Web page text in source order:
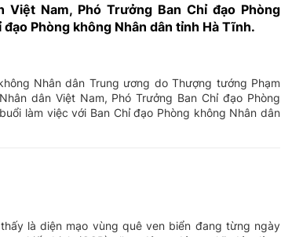
Nam, Phó Trưởng Ban Chỉ đạo Phòng
Phòng không Nhân dân tỉnh Hà Tĩnh.
Nhân dân Trung ương do Thượng tướng Phạm
dân Việt Nam, Phó Trưởng Ban Chỉ đạo Phòng
làm việc với Ban Chỉ đạo Phòng không Nhân dân
là diện mạo vùng quê ven biển đang từng ngày